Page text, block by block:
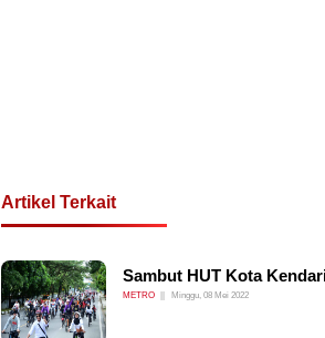
Artikel Terkait
Sambut HUT Kota
METRO Minggu, 08 Mei 2022